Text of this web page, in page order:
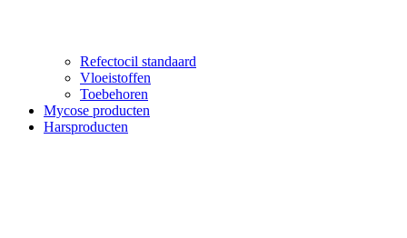
Refectocil standaard
Vloeistoffen
Toebehoren
Mycose producten
Harsproducten